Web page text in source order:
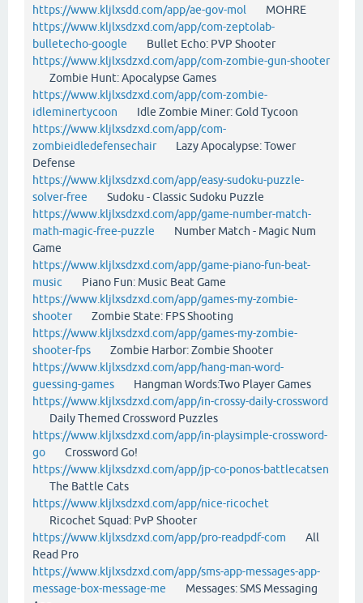
https://www.kljlxsdd.com/app/ae-gov-mol MOHRE
https://www.kljlxsdzxd.com/app/com-zeptolab-
bulletecho-google Bullet Echo: PVP Shooter
https://www.kljlxsdzxd.com/app/com-zombie-gun-shooter
Zombie Hunt: Apocalypse Games
https://www.kljlxsdzxd.com/app/com-zombie-
idleminertycoon Idle Zombie Miner: Gold Tycoon
https://www.kljlxsdzxd.com/app/com-
zombieidledefensechairLazy Apocalypse: Tower
Defense
https://www.kljlxsdzxd.com/app/easy-sudoku-puzzle-
solver-free Sudoku - Classic Sudoku Puzzle
https://www.kljlxsdzxd.com/app/game-number-match-
math-magic-free-puzzle Number Match - Magic Num
Game
https://www.kljlxsdzxd.com/app/game-piano-fun-beat-
music Piano Fun: Music Beat Game
https://www.kljlxsdzxd.com/app/games-my-zombie-
shooterZombie State: FPS Shooting
https://www.kljlxsdzxd.com/app/games-my-zombie-
shooter-fps Zombie Harbor: Zombie Shooter
https://www.kljlxsdzxd.com/app/hang-man-word-
guessing-games Hangman Words:Two Player Games
https://www.kljlxsdzxd.com/app/in-crossy-daily-crossword
Daily Themed Crossword Puzzles
https://www.kljlxsdzxd.com/app/in-playsimple-crossword-
go Crossword Go!
https://www.kljlxsdzxd.com/app/jp-co-ponos-battlecatsen
The Battle Cats
https://www.kljlxsdzxd.com/app/nice-ricochet
Ricochet Squad: PvP Shooter
https://www.kljlxsdzxd.com/app/pro-readpdf-com All
Read Pro
https://www.kljlxsdzxd.com/app/sms-app-messages-app-
message-box-message-me Messages: SMS Messaging